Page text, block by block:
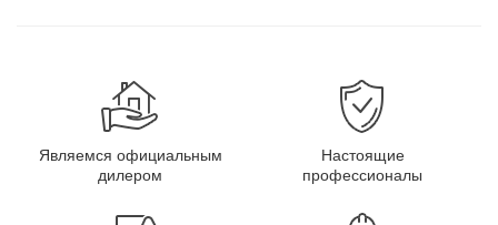
Являемся официальным
дилером
Настоящие
профессионалы